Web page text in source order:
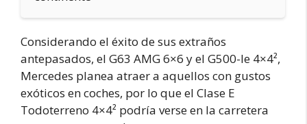
Considerando el éxito de sus extraños
antepasados, el G63 AMG 6×6 y el G500-le 4×4²,
Mercedes planea atraer a aquellos con gustos
exóticos en coches, por lo que el Clase E
Todoterreno 4×4² podría verse en la carretera